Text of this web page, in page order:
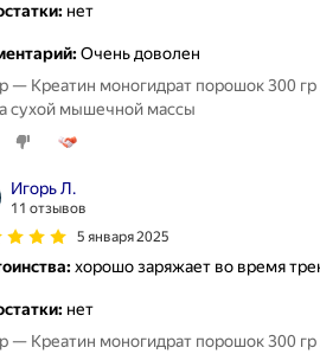
нет
Очень доволен
— Креатин моногидрат порошок 300
сухой мышечной массы
Игорь Л.
11 отзывов
5 января 2025
хорошо заряжает во время
нет
— Креатин моногидрат порошок 300